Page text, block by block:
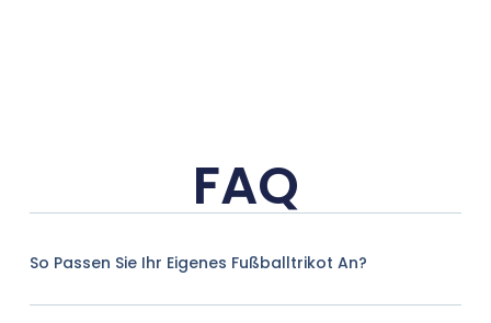
FAQ
So Passen Sie Ihr Eigenes Fußballtrikot An?